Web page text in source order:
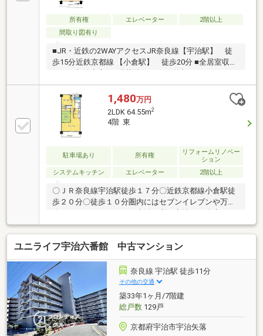
所有権 エレベーター
2階以上
間取り図有り
■JR・近鉄の2WAYアクセスJR奈良線【宇治駅】 徒
歩15分近鉄京都線 【小倉駅】 徒歩20分 ■全居室収納
ありで収納力良好■現状渡しのため自由なリフォーム
可能■投資用・居住用どちらにもおすすめ現状渡しの
ため、お好みに合わせたリフォームやリノベーション
が可能で、自分だけの住まいづくりを実現できます。
収納数も多いため使い勝手も良好。初めてのマイホー
ムや投資用としてもご検討いただけます。
1,480万円
2LDK 64.55m2
4階 東
駐車場あり 所有権
リフォームリノベー
ション
システムキッチン
エレベーター 2階以上
〇ＪＲ奈良線宇治駅徒歩１７分〇近鉄京都線小倉駅徒
歩２０分〇徒歩１０分圏内にはセブンイレブンや万
代、コーナンなどがあり生活便利な立地です〇床、ク
ロス貼替〇畳、襖新調
ユニライフ宇治六番館 中古マンション
奈良線 宇治駅 徒歩11分
その他の交通
築33年1ヶ月/7階建
総戸数129戸
京都府宇治市宇治矢落